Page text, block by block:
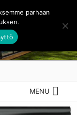
MENU
parhaan